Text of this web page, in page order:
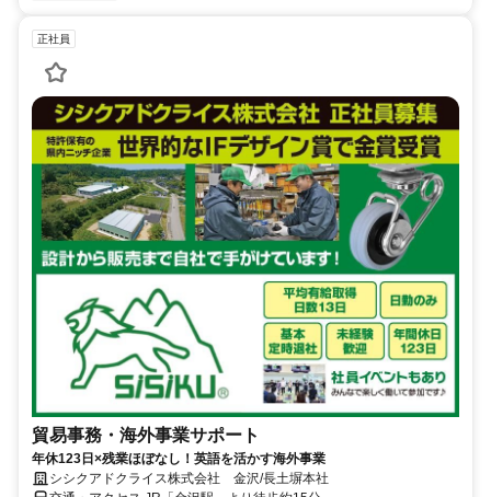
正社員
貿易事務・海外事業サポート
年休123日×残業ほぼなし！英語を活かす海外事業
シシクアドクライス株式会社 金沢/長土塀本社